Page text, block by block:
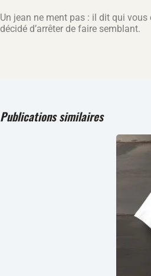
Un jean ne ment pas : il dit qui
décidé d’arrêter de faire semblant.
Publications similaires